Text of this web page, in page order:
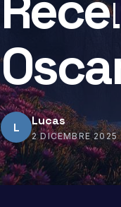
L Lucas
2 DICEMBRE 2025